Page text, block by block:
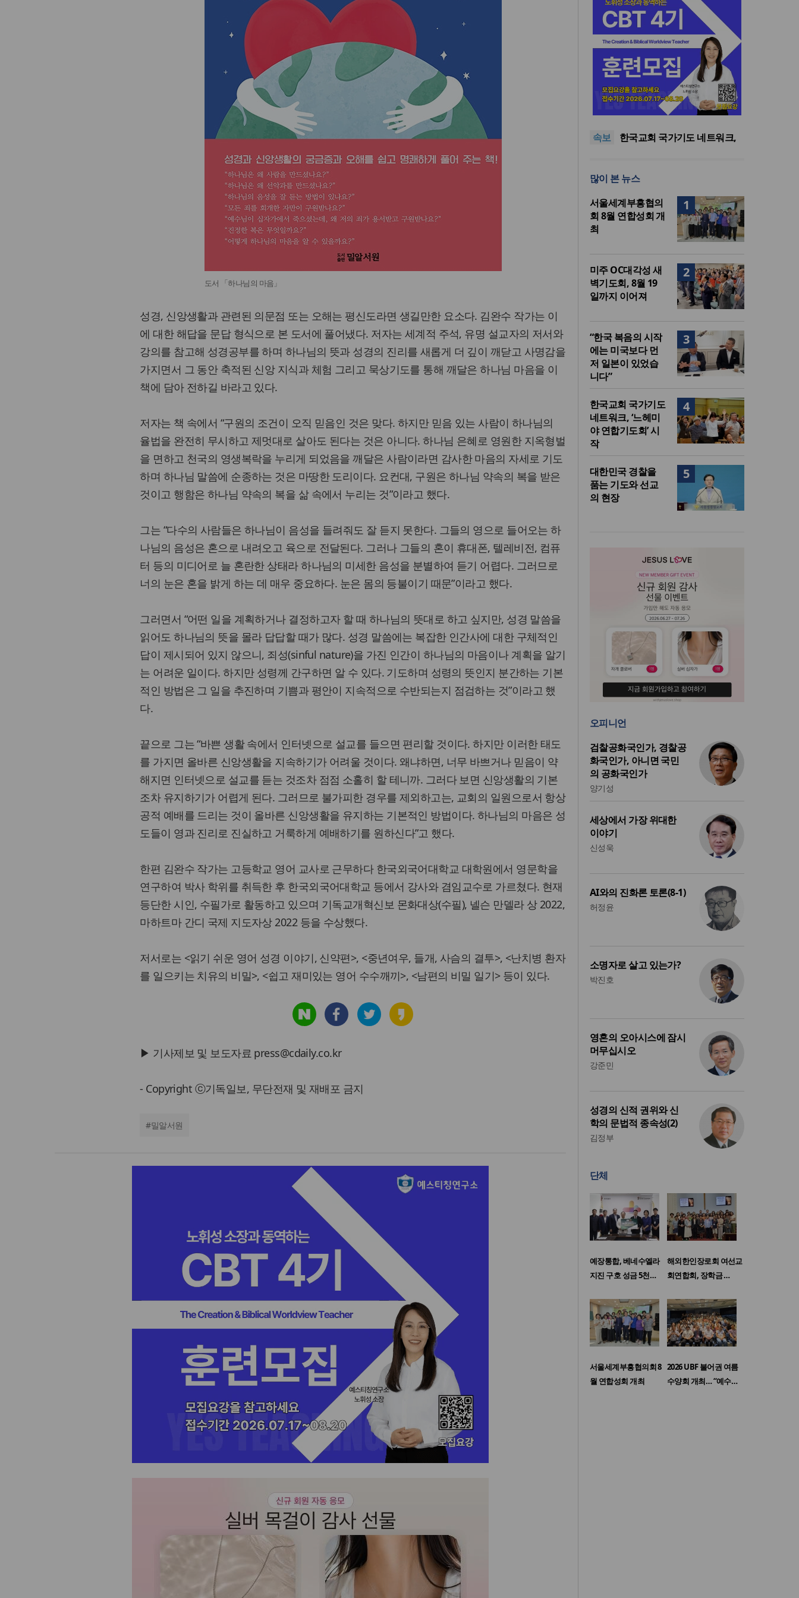
도서 「하나님의 마음」
성경, 신앙생활과 관련된 의문점 또는 오해는 평신도라면 생길만한 요소다. 김완수 작가는 이
에 대한 해답을 문답 형식으로 본 도서에 풀어냈다. 저자는 세계적 주석, 유명 설교자의 저서와
강의를 참고해 성경공부를 하며 하나님의 뜻과 성경의 진리를 새롭게 더 깊이 깨닫고 사명감을
가지면서 그 동안 축적된 신앙 지식과 체험 그리고 묵상기도를 통해 깨달은 하나님 마음을 이
책에 담아 전하길 바라고 있다.
저자는 책 속에서 “구원의 조건이 오직 믿음인 것은 맞다. 하지만 믿음 있는 사람이 하나님의
율법을 완전히 무시하고 제멋대로 살아도 된다는 것은 아니다. 하나님 은혜로 영원한 지옥형벌
을 면하고 천국의 영생복락을 누리게 되었음을 깨달은 사람이라면 감사한 마음의 자세로 기도
하며 하나님 말씀에 순종하는 것은 마땅한 도리이다. 요컨대, 구원은 하나님 약속의 복을 받은
것이고 행함은 하나님 약속의 복을 삶 속에서 누리는 것”이라고 했다.
그는 “다수의 사람들은 하나님이 음성을 들려줘도 잘 듣지 못한다. 그들의 영으로 들어오는 하
나님의 음성은 혼으로 내려오고 육으로 전달된다. 그러나 그들의 혼이 휴대폰, 텔레비전, 컴퓨
터 등의 미디어로 늘 혼란한 상태라 하나님의 미세한 음성을 분별하여 듣기 어렵다. 그러므로
너의 눈은 혼을 밝게 하는 데 매우 중요하다. 눈은 몸의 등불이기 때문”이라고 했다.
그러면서 “어떤 일을 계획하거나 결정하고자 할 때 하나님의 뜻대로 하고 싶지만, 성경 말씀을
읽어도 하나님의 뜻을 몰라 답답할 때가 많다. 성경 말씀에는 복잡한 인간사에 대한 구체적인
답이 제시되어 있지 않으니, 죄성(sinful nature)을 가진 인간이 하나님의 마음이나 계획을 알기
는 어려운 일이다. 하지만 성령께 간구하면 알 수 있다. 기도하며 성령의 뜻인지 분간하는 기본
적인 방법은 그 일을 추진하며 기쁨과 평안이 지속적으로 수반되는지 점검하는 것”이라고 했
다.
끝으로 그는 “바쁜 생활 속에서 인터넷으로 설교를 들으면 편리할 것이다. 하지만 이러한 태도
를 가지면 올바른 신앙생활을 지속하기가 어려울 것이다. 왜냐하면, 너무 바쁘거나 믿음이 약
해지면 인터넷으로 설교를 듣는 것조차 점점 소홀히 할 테니까. 그러다 보면 신앙생활의 기본
조차 유지하기가 어렵게 된다. 그러므로 불가피한 경우를 제외하고는, 교회의 일원으로서 항상
공적 예배를 드리는 것이 올바른 신앙생활을 유지하는 기본적인 방법이다. 하나님의 마음은 성
도들이 영과 진리로 진실하고 거룩하게 예배하기를 원하신다”고 했다.
한편 김완수 작가는 고등학교 영어 교사로 근무하다 한국외국어대학교 대학원에서 영문학을
연구하여 박사 학위를 취득한 후 한국외국어대학교 등에서 강사와 겸임교수로 가르쳤다. 현재
등단한 시인, 수필가로 활동하고 있으며 기독교개혁신보 몬화대상(수필), 넬슨 만델라 상 2022,
마하트마 간디 국제 지도자상 2022 등을 수상했다.
저서로는 <읽기 쉬운 영어 성경 이야기, 신약편>, <중년여우, 들개, 사슴의 결투>, <난치병 환자
를 일으키는 치유의 비밀>, <쉽고 재미있는 영어 수수깨끼>, <남편의 비밀 일기> 등이 있다.
▶ 기사제보 및 보도자료 press@cdaily.co.kr
- Copyright ⓒ기독일보, 무단전재 및 재배포 금지
#밀알서원
속보
한기연 “전쟁을 부르는 정책을
중단하라”
정신건강 치료 인프라 부족…
중증 입원·재활 확충 과제
선교의 현장
한국교회 국가기도 네트워크,
중단하라”
정신건강 치료 인프라 부족…
정신질환 평생유병률 27.8%,
중증 입원·재활 확충 과제
많이 본 뉴스
1
서울세계부흥협의
회 8월 연합성회 개
최
2
미주 OC대각성 새
벽기도회, 8월 19
일까지 이어져
3
“한국 복음의 시작
에는 미국보다 먼
저 일본이 있었습
니다”
4
한국교회 국가기도
네트워크, ‘느헤미
야 연합기도회’ 시
작
5
대한민국 경찰을
품는 기도와 선교
의 현장
오피니언
검찰공화국인가, 경찰공
화국인가, 아니면 국민
의 공화국인가
양기성
세상에서 가장 위대한
이야기
신성욱
AI와의 진화론 토론(8-1)
허정윤
소명자로 살고 있는가?
박진호
영혼의 오아시스에 잠시
머무십시오
강준민
성경의 신적 권위와 신
학의 문법적 종속성(2)
김정부
단체
예장통합, 베네수엘라
지진 구호 성금 5천…
해외한인장로회 여선교
회연합회, 장학금 …
서울세계부흥협의회 8
월 연합성회 개최
2026 UBF 불어권 여름
수양회 개최… “예수…